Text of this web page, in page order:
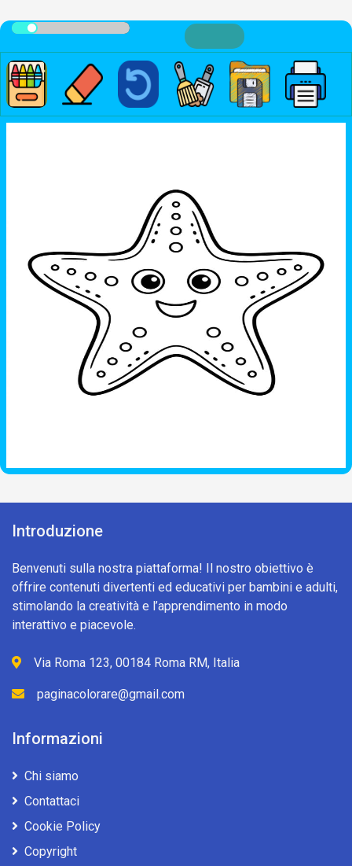
Introduzione
Benvenuti sulla nostra piattaforma! Il nostro obiettivo è
offrire contenuti divertenti ed educativi per bambini e adulti,
stimolando la creatività e l’apprendimento in modo
interattivo e piacevole.
Via Roma 123, 00184 Roma RM, Italia
paginacolorare@gmail.com
Informazioni
Chi siamo
Contattaci
Cookie Policy
Copyright